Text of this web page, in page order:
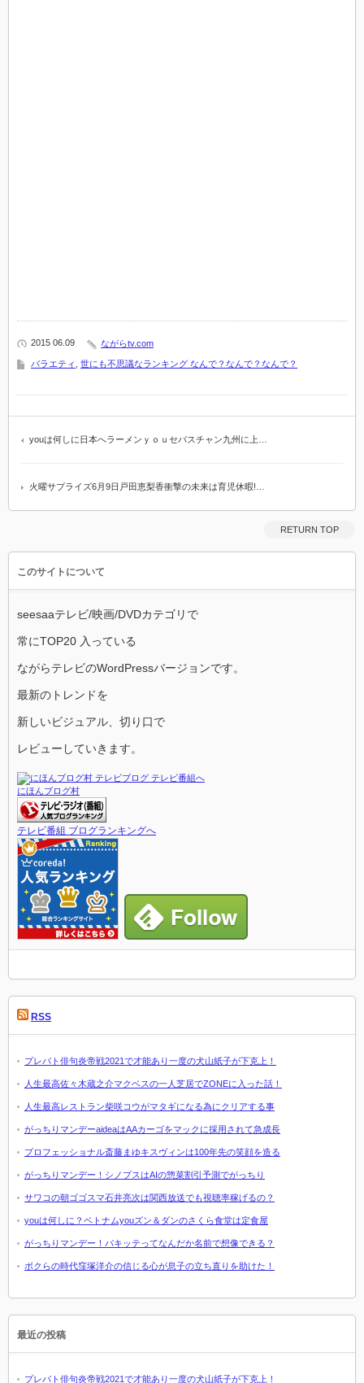
2015 06.09 ながらtv.com
バラエティ 世にも不思議なランキング なんで？なんで？なんで？
youは何しに日本へラーメンｙｏｕセバスチャン九州に上…
火曜サプライズ6月9日戸田恵梨香衝撃の未来は育児休暇!…
RETURN TOP
このサイトについて
seesaaテレビ/映画/DVDカテゴリで
常にTOP20 入っている
ながらテレビのWordPressバージョンです。
最新のトレンドを
新しいビジュアル、切り口で
レビューしていきます。
にほんブログ村
テレビ番組 ブログランキングへ
RSS
プレバト俳句炎帝戦2021で才能あり一度の犬山紙子が下克上！
人生最高佐々木蔵之介マクベスの一人芝居でZONEに入った話！
人生最高レストラン柴咲コウがマタギになる為にクリアする事
がっちりマンデーaideaはAAカーゴをマックに採用されて急成長
プロフェッショナル斎藤まゆキスヴィンは100年先の笑顔を造る
がっちりマンデー！シノプスはAIの惣菜割引予測でがっちり
サワコの朝ゴゴスマ石井亮次は関西放送でも視聴率稼げるの？
youは何しに？ベトナムyouズン＆ダンのさくら食堂は定食屋
がっちりマンデー！パキッテってなんだか名前で想像できる？
ボクらの時代窪塚洋介の信じる心が息子の立ち直りを助けた！
最近の投稿
プレバト俳句炎帝戦2021で才能あり一度の犬山紙子が下克上！